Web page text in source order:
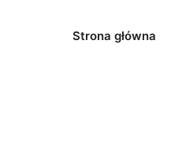
Strona główna